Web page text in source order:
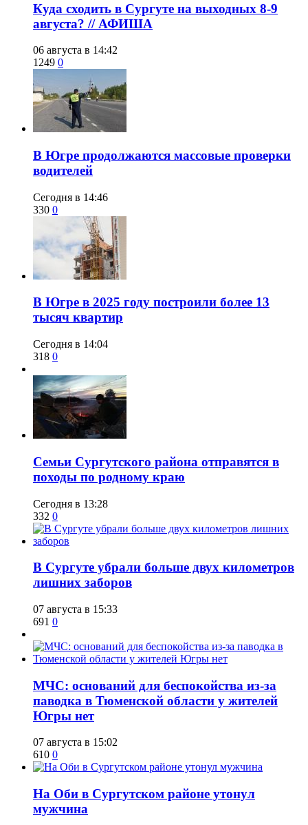
​Куда сходить в Сургуте на выходных 8-9
августа? // АФИША
06 августа в 14:42
1249 0
​В Югре продолжаются массовые проверки
водителей
Сегодня в 14:46
330 0
​В Югре в 2025 году построили более 13
тысяч квартир
Сегодня в 14:04
318 0
​Семьи Сургутского района отправятся в
походы по родному краю
Сегодня в 13:28
332 0
​В Сургуте убрали больше двух километров
лишних заборов
07 августа в 15:33
691 0
​МЧС: оснований для беспокойства из-за
паводка в Тюменской области у жителей
Югры нет
07 августа в 15:02
610 0
​На Оби в Сургутском районе утонул
мужчина